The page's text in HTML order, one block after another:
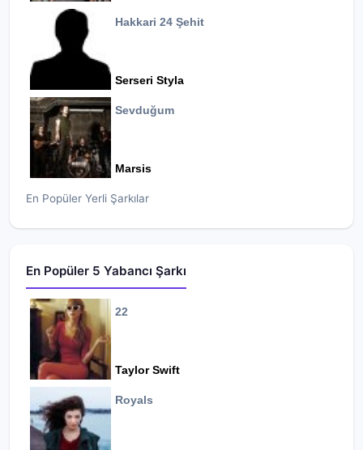
Hakkari 24 Şehit
Serseri Styla
Sevduğum
Marsis
En Popüler Yerli Şarkılar
En Popüler 5 Yabancı Şarkı
22
Taylor Swift
Royals